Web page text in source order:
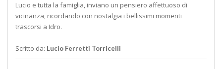
Lucio e tutta la famiglia, inviano un pensiero affettuoso di
vicinanza, ricordando con nostalgia i bellissimi momenti
trascorsi a Idro.
Scritto da: Lucio Ferretti Torricelli